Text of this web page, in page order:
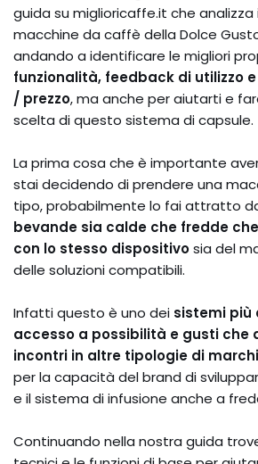
guida su miglioricaffe.it che
macchine da caffè della Dolce
andando a identificare le migliori
funzionalità, feedback di utilizzo
/ prezzo, ma anche per aiutarti e
scelta di questo sistema di capsule.
La prima cosa che è importante
stai decidendo di prendere una
tipo, probabilmente lo fai attratto
bevande sia calde che fredde
con lo stesso dispositivosia del
delle soluzioni compatibili.
Infatti questo è uno dei sistemi più
accesso a possibilità e gusti che
incontri in altre tipologie di marchi
per la capacità del brand di
e il sistema di infusione anche a
Continuando nella nostra guida